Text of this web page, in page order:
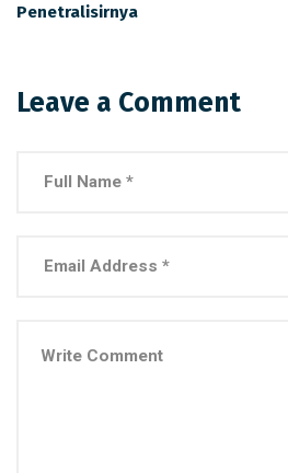
Penetralisirnya
Leave a Comment